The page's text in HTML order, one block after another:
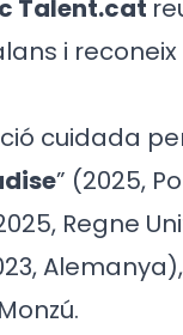
Talent.cat
i
cuidada
” (2025,
Regne